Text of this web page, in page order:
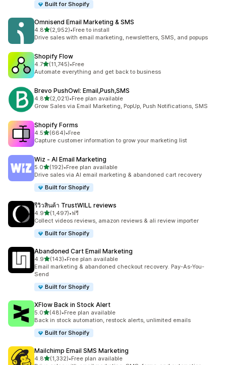
Built for Shopify
Omnisend Email Marketing & SMS
4.8เต็ม 5 ดาว
(2,952)
ทั้งหมด 2952 รีวิว
•Free to install
Drive sales with email marketing, newsletters, SMS, and popups
Shopify Flow
4.7เต็ม 5 ดาว
(11,745)
ทั้งหมด 11745 รีวิว
•Free
Automate everything and get back to business
Brevo PushOwl: Email,Push,SMS
4.8เต็ม 5 ดาว
(2,021)
ทั้งหมด 2021 รีวิว
•Free plan available
Grow Sales via Email Marketing, PopUp, Push Notifications, SMS
Shopify Forms
4.5เต็ม 5 ดาว
(664)
ทั้งหมด 664 รีวิว
•Free
Capture customer information to grow your marketing list
Wiz ‑ AI Email Marketing
5.0เต็ม 5 ดาว
(192)
ทั้งหมด 192 รีวิว
•Free plan available
Drive sales via AI email marketing & abandoned cart recovery
Built for Shopify
รีวิวสินค้า TrustWILL reviews
4.9เต็ม 5 ดาว
(1,497)
ทั้งหมด 1497 รีวิว
•ฟรี
Collect videos reviews, amazon reviews & ali review importer
Built for Shopify
Abandoned Cart Email Marketing
4.9เต็ม 5 ดาว
(143)
ทั้งหมด 143 รีวิว
•Free plan available
Email marketing & abandoned checkout recovery. Pay-As-You-
Send
Built for Shopify
XFlow Back in Stock Alert
5.0เต็ม 5 ดาว
(48)
ทั้งหมด 48 รีวิว
•Free plan available
Back in stock automation, restock alerts, unlimited emails
Built for Shopify
Mailchimp Email SMS Marketing
4.8เต็ม 5 ดาว
(1,332)
ทั้งหมด 1332 รีวิว
•Free plan available